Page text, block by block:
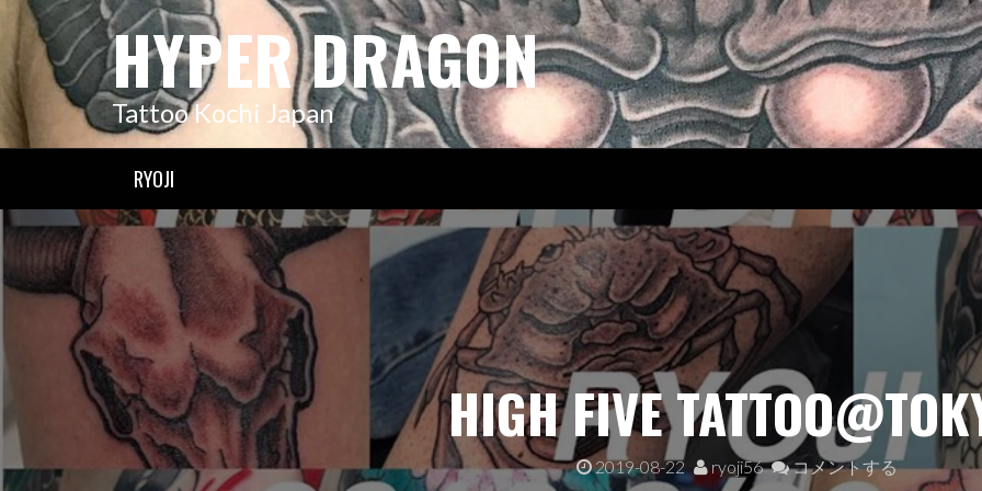
コ
ン
テ
ツ
へ
キ
ッ
プ
HYPER DRAGON
Tattoo Kochi Japan
RYOJI
HIGH FIVE
2019-08-22 ryoji56 コメントする